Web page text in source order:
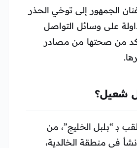
الجمهور إلى توخي الحذر
على وسائل التواصل
من صحتها من مصادر
شعيل؟
بـ “بلبل الخليج”، من
في منطقة الخالدية،